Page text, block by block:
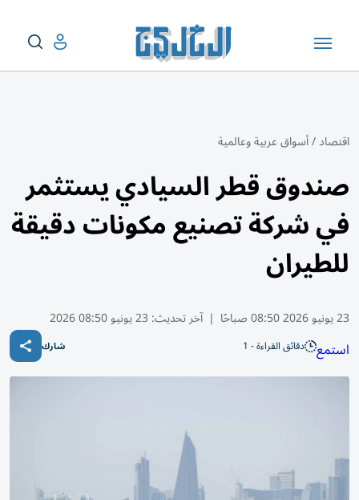
اقتصاد/أسواق عربية وعالمية
صندوق قطر السيادي يستثمر
في شركة تصنيع مكونات دقيقة
للطيران
23 يونيو 2026 08:50 صباحًا | آخر تحديث: 23 يونيو 08:50 2026
استمع دقائق القراءة - 1 شارك